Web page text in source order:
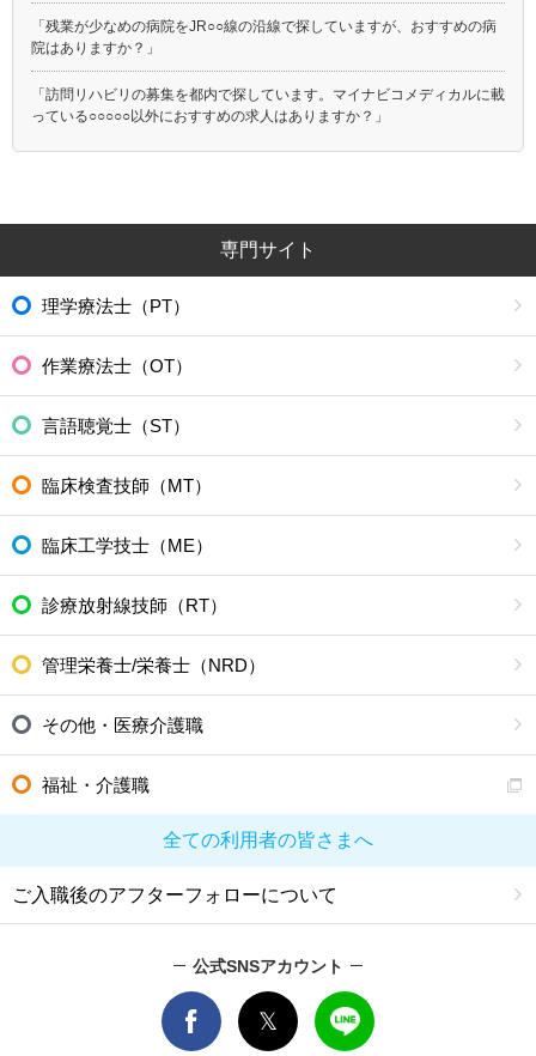
「残業が少なめの病院をJR○○線の沿線で探していますが、おすすめの病
院はありますか？」
「訪問リハビリの募集を都内で探しています。マイナビコメディカルに載
っている○○○○○以外におすすめの求人はありますか？」
専門サイト
理学療法士（PT）
作業療法士（OT）
言語聴覚士（ST）
臨床検査技師（MT）
臨床工学技士（ME）
診療放射線技師（RT）
管理栄養士/栄養士（NRD）
その他・医療介護職
福祉・介護職
全ての利用者の皆さまへ
ご入職後のアフターフォローについて
公式SNSアカウント